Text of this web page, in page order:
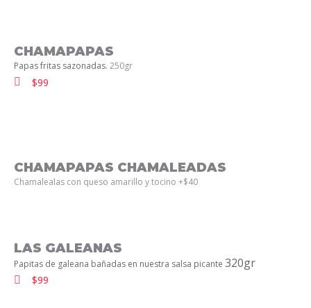
CHAMAPAPAS
Papas fritas sazonadas. 250gr
$99
CHAMAPAPAS CHAMALEADAS
Chamalealas con queso amarillo y tocino +$40
LAS GALEANAS
Papitas de galeana bañadas en nuestra salsa picante 320gr
$99